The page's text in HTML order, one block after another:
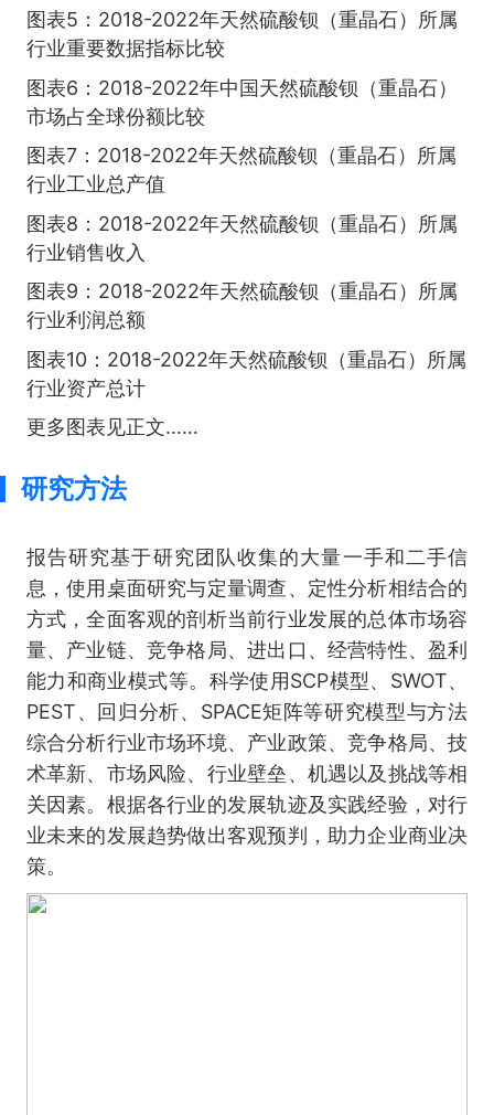
图表5：2018-2022年天然硫酸钡（重晶石）所属
行业重要数据指标比较
图表6：2018-2022年中国天然硫酸钡（重晶石）
市场占全球份额比较
图表7：2018-2022年天然硫酸钡（重晶石）所属
行业工业总产值
图表8：2018-2022年天然硫酸钡（重晶石）所属
行业销售收入
图表9：2018-2022年天然硫酸钡（重晶石）所属
行业利润总额
图表10：2018-2022年天然硫酸钡（重晶石）所属
行业资产总计
更多图表见正文……
研究方法
报告研究基于研究团队收集的大量一手和二手信
息，使用桌面研究与定量调查、定性分析相结合的
方式，全面客观的剖析当前行业发展的总体市场容
量、产业链、竞争格局、进出口、经营特性、盈利
能力和商业模式等。科学使用SCP模型、SWOT、
PEST、回归分析、SPACE矩阵等研究模型与方法
综合分析行业市场环境、产业政策、竞争格局、技
术革新、市场风险、行业壁垒、机遇以及挑战等相
关因素。根据各行业的发展轨迹及实践经验，对行
业未来的发展趋势做出客观预判，助力企业商业决
策。